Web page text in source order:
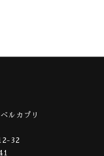
ルカプリ
32